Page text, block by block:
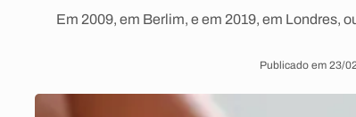
Em 2009, em Berlim, e em 2019, em Londres,
Publicado em 23/